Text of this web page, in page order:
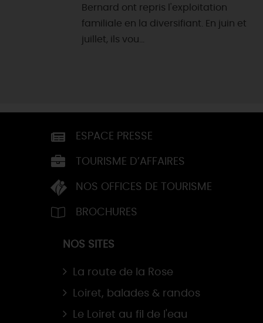
Bernard ont repris l'exploitation
familiale en la diversifiant. En juin et
juillet, ils vou...
ESPACE PRESSE
TOURISME D’AFFAIRES
NOS OFFICES DE TOURISME
BROCHURES
NOS SITES
La route de la Rose
Loiret, balades & randos
Le Loiret au fil de l'eau